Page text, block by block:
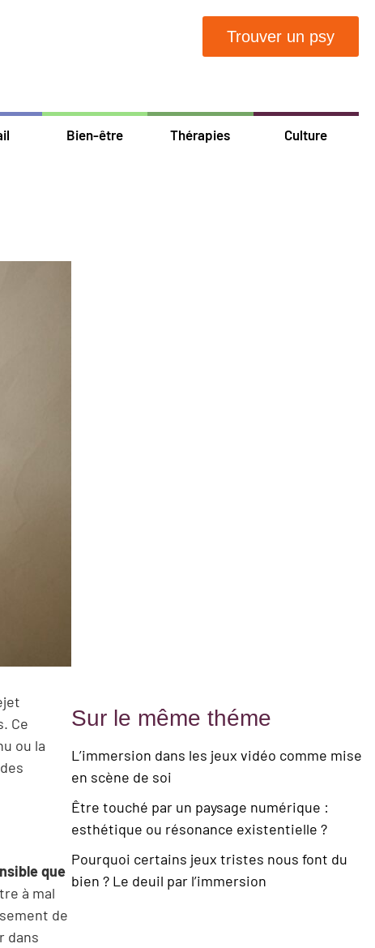
Trouver un psy
Bien-être Thérapies Culture
Ce
ou la
que
à mal
de
dans
Sur le même théme
L’immersion dans les jeux vidéo comme mise
en scène de soi
Être touché par un paysage numérique :
esthétique ou résonance existentielle ?
Pourquoi certains jeux tristes nous font du
bien ? Le deuil par l’immersion